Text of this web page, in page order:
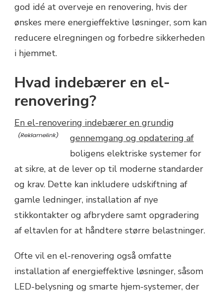
god idé at overveje en renovering, hvis der
ønskes mere energieffektive løsninger, som kan
reducere elregningen og forbedre sikkerheden
i hjemmet.
Hvad indebærer en el-
renovering?
En el-renovering indebærer en grundig
gennemgang og opdatering af
boligens elektriske systemer for
at sikre, at de lever op til moderne standarder
og krav. Dette kan inkludere udskiftning af
gamle ledninger, installation af nye
stikkontakter og afbrydere samt opgradering
af eltavlen for at håndtere større belastninger.
Ofte vil en el-renovering også omfatte
installation af energieffektive løsninger, såsom
LED-belysning og smarte hjem-systemer, der